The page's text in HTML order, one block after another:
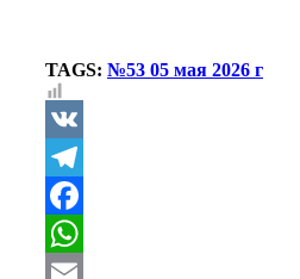
TAGS: №53 05 мая 2026 г
VK
Telegram
Facebook
WhatsApp